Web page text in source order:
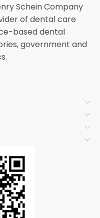
Schein Company
of dental care
based dental
government and